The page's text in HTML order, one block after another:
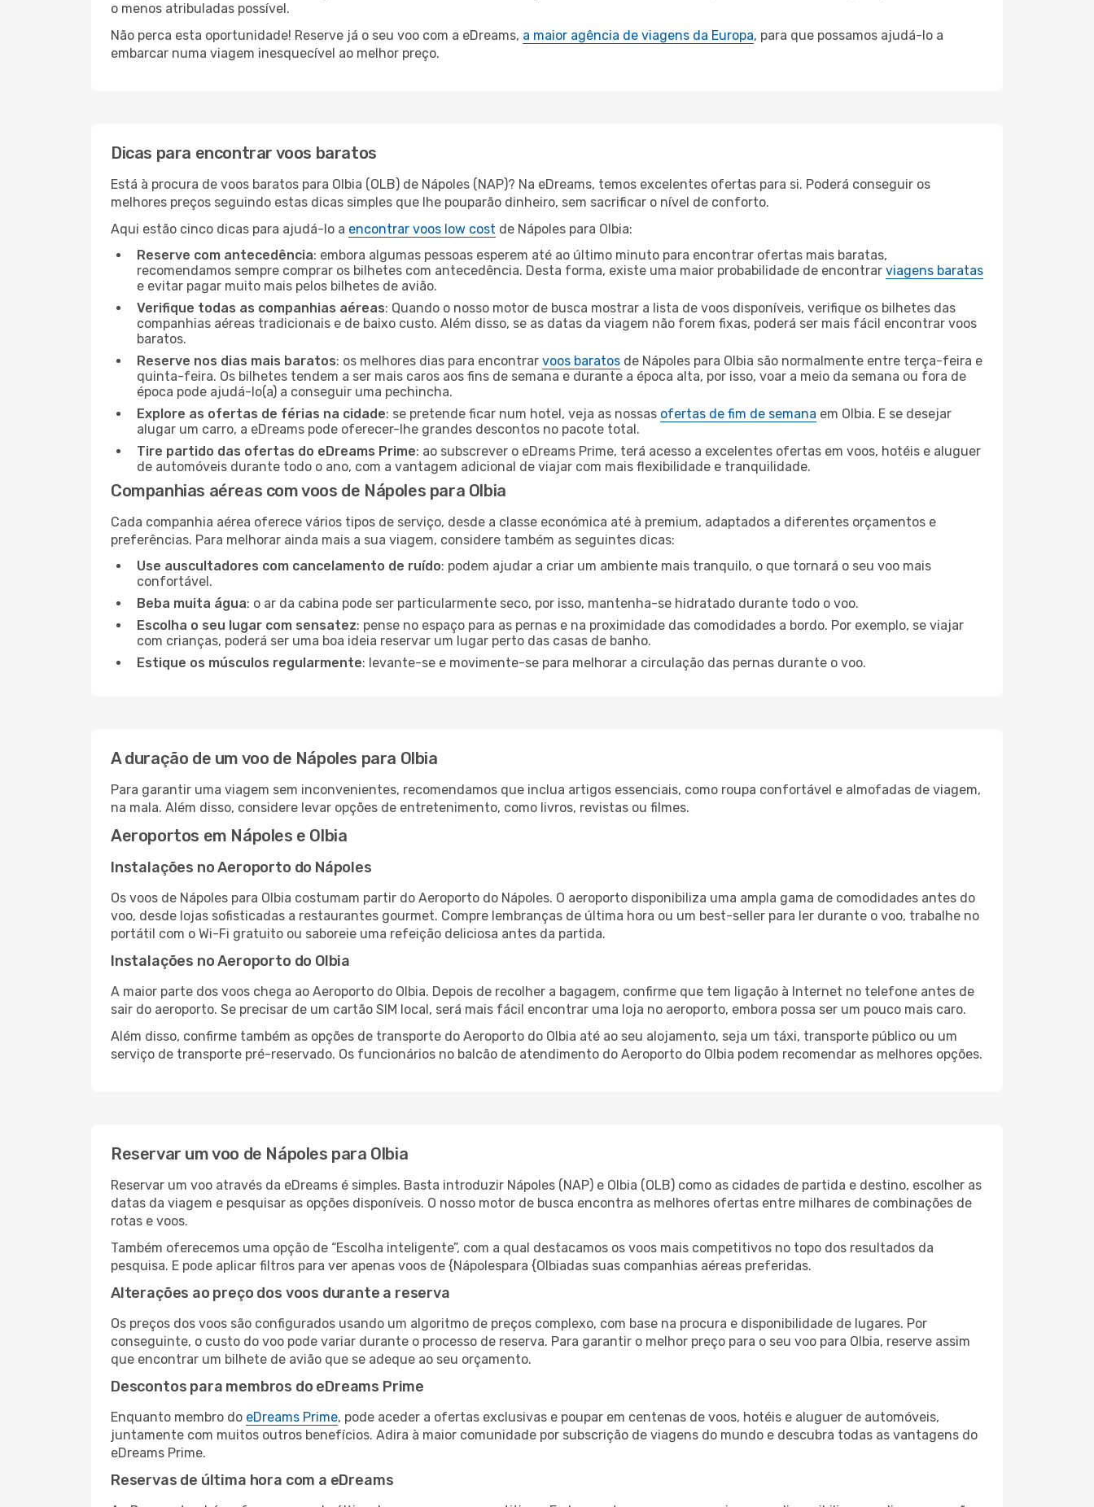
o menos atribuladas possível.
Não perca esta oportunidade! Reserve já o seu voo com a eDreams, a maior agência de viagens da Europa, para que possamos ajudá-lo a
embarcar numa viagem inesquecível ao melhor preço.
Dicas para encontrar voos baratos
Está à procura de voos baratos para Olbia (OLB) de Nápoles (NAP)? Na eDreams, temos excelentes ofertas para si. Poderá conseguir os
melhores preços seguindo estas dicas simples que lhe pouparão dinheiro, sem sacrificar o nível de conforto.
Aqui estão cinco dicas para ajudá-lo a encontrar voos low cost de Nápoles para Olbia:
Reserve com antecedência: embora algumas pessoas esperem até ao último minuto para encontrar ofertas mais baratas,
recomendamos sempre comprar os bilhetes com antecedência. Desta forma, existe uma maior probabilidade de encontrar viagens baratas
e evitar pagar muito mais pelos bilhetes de avião.
Verifique todas as companhias aéreas: Quando o nosso motor de busca mostrar a lista de voos disponíveis, verifique os bilhetes das
companhias aéreas tradicionais e de baixo custo. Além disso, se as datas da viagem não forem fixas, poderá ser mais fácil encontrar voos
baratos.
Reserve nos dias mais baratos: os melhores dias para encontrar voos baratos de Nápoles para Olbia são normalmente entre terça-feira e
quinta-feira. Os bilhetes tendem a ser mais caros aos fins de semana e durante a época alta, por isso, voar a meio da semana ou fora de
época pode ajudá-lo(a) a conseguir uma pechincha.
Explore as ofertas de férias na cidade: se pretende ficar num hotel, veja as nossas ofertas de fim de semana em Olbia. E se desejar
alugar um carro, a eDreams pode oferecer-lhe grandes descontos no pacote total.
Tire partido das ofertas do eDreams Prime: ao subscrever o eDreams Prime, terá acesso a excelentes ofertas em voos, hotéis e aluguer
de automóveis durante todo o ano, com a vantagem adicional de viajar com mais flexibilidade e tranquilidade.
Companhias aéreas com voos de Nápoles para Olbia
Cada companhia aérea oferece vários tipos de serviço, desde a classe económica até à premium, adaptados a diferentes orçamentos e
preferências. Para melhorar ainda mais a sua viagem, considere também as seguintes dicas:
Use auscultadores com cancelamento de ruído: podem ajudar a criar um ambiente mais tranquilo, o que tornará o seu voo mais
confortável.
Beba muita água: o ar da cabina pode ser particularmente seco, por isso, mantenha-se hidratado durante todo o voo.
Escolha o seu lugar com sensatez: pense no espaço para as pernas e na proximidade das comodidades a bordo. Por exemplo, se viajar
com crianças, poderá ser uma boa ideia reservar um lugar perto das casas de banho.
Estique os músculos regularmente: levante-se e movimente-se para melhorar a circulação das pernas durante o voo.
A duração de um voo de Nápoles para Olbia
Para garantir uma viagem sem inconvenientes, recomendamos que inclua artigos essenciais, como roupa confortável e almofadas de viagem,
na mala. Além disso, considere levar opções de entretenimento, como livros, revistas ou filmes.
Aeroportos em Nápoles e Olbia
Instalações no Aeroporto do Nápoles
Os voos de Nápoles para Olbia costumam partir do Aeroporto do Nápoles. O aeroporto disponibiliza uma ampla gama de comodidades antes do
voo, desde lojas sofisticadas a restaurantes gourmet. Compre lembranças de última hora ou um best-seller para ler durante o voo, trabalhe no
portátil com o Wi-Fi gratuito ou saboreie uma refeição deliciosa antes da partida.
Instalações no Aeroporto do Olbia
A maior parte dos voos chega ao Aeroporto do Olbia. Depois de recolher a bagagem, confirme que tem ligação à Internet no telefone antes de
sair do aeroporto. Se precisar de um cartão SIM local, será mais fácil encontrar uma loja no aeroporto, embora possa ser um pouco mais caro.
Além disso, confirme também as opções de transporte do Aeroporto do Olbia até ao seu alojamento, seja um táxi, transporte público ou um
serviço de transporte pré-reservado. Os funcionários no balcão de atendimento do Aeroporto do Olbia podem recomendar as melhores opções.
Reservar um voo de Nápoles para Olbia
Reservar um voo através da eDreams é simples. Basta introduzir Nápoles (NAP) e Olbia (OLB) como as cidades de partida e destino, escolher as
datas da viagem e pesquisar as opções disponíveis. O nosso motor de busca encontra as melhores ofertas entre milhares de combinações de
rotas e voos.
Também oferecemos uma opção de “Escolha inteligente”, com a qual destacamos os voos mais competitivos no topo dos resultados da
pesquisa. E pode aplicar filtros para ver apenas voos de {Nápolespara {Olbiadas suas companhias aéreas preferidas.
Alterações ao preço dos voos durante a reserva
Os preços dos voos são configurados usando um algoritmo de preços complexo, com base na procura e disponibilidade de lugares. Por
conseguinte, o custo do voo pode variar durante o processo de reserva. Para garantir o melhor preço para o seu voo para Olbia, reserve assim
que encontrar um bilhete de avião que se adeque ao seu orçamento.
Descontos para membros do eDreams Prime
Enquanto membro do eDreams Prime, pode aceder a ofertas exclusivas e poupar em centenas de voos, hotéis e aluguer de automóveis,
juntamente com muitos outros benefícios. Adira à maior comunidade por subscrição de viagens do mundo e descubra todas as vantagens do
eDreams Prime.
Reservas de última hora com a eDreams